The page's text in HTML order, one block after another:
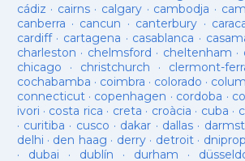
cádiz · cairns· calgary · cambodja ·
canberra · cancun · canterbury ·
cardiff· cartagena · casablanca ·
charleston · chelmsford · cheltenham ·
chicago · christchurch · clermont-
cochabamba · coimbra · colorado ·
connecticut· copenhagen · cordoba ·
ivori · costa rica · creta · croàcia · cuba ·
· curitiba · cusco · dakar · dallas ·
delhi · den haag · derry· detroit·
· dubai · dublín · durham ·